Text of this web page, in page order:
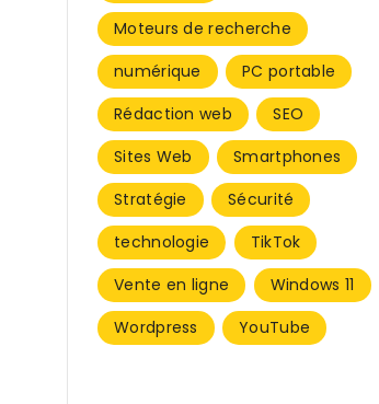
Moteurs de recherche
numérique
PC portable
Rédaction web
SEO
Sites Web
Smartphones
Stratégie
Sécurité
technologie
TikTok
Vente en ligne
Windows 11
Wordpress
YouTube